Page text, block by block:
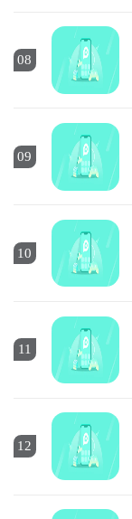
08
09
10
11
12